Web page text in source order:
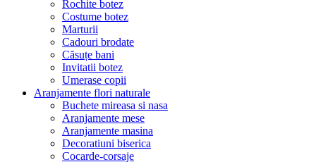
Rochite botez
Costume botez
Marturii
Cadouri brodate
Căsuțe bani
Invitatii botez
Umerase copii
Aranjamente flori naturale
Buchete mireasa si nasa
Aranjamente mese
Aranjamente masina
Decoratiuni biserica
Cocarde-corsaje